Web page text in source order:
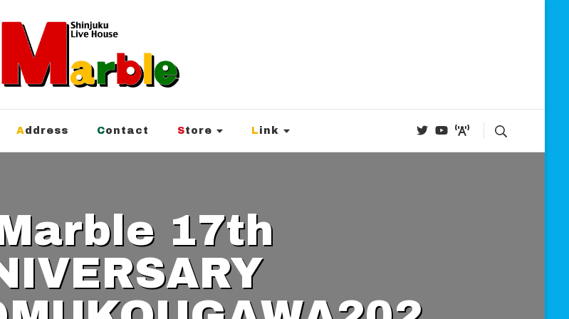
Address Contact Store Link